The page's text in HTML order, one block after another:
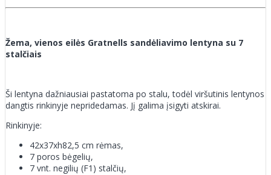
Žema, vienos eilės Gratnells sandėliavimo lentyna su 7
stalčiais
Ši lentyna dažniausiai pastatoma po stalu, todėl viršutinis lentynos
dangtis rinkinyje nepridedamas. Jį galima įsigyti atskirai.
Rinkinyje:
42x37xh82,5 cm rėmas,
7 poros bėgelių,
7 vnt. negilių (F1) stalčių,